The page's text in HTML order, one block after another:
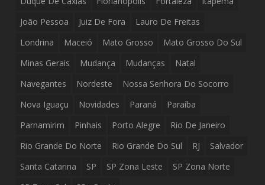
João Pessoa
Juiz De Fora
Lauro De Freitas
Londrina
Maceió Mato Grosso
Mato Grosso Do Sul
Minas Gerais
Mudança Mudanças
Natal
Navegantes
Nordeste
Nossa Senhora Do Socorro
Nova Iguaçu
Novidades Paraná
Paraíba
Parnamirim
Pinhais Porto Alegre
Rio De Janeiro
Rio Grande Do Norte
Rio Grande Do Sul RJ
Salvador
Santa Catarina
SP SP Zona Leste
SP Zona Norte